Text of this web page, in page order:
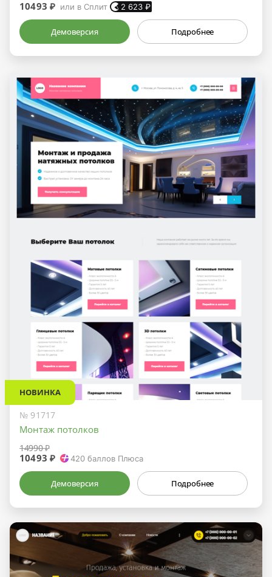
10493 ₽ или в Сплит 2 623 ₽
Демоверсия Подробнее
НОВИНКА
№ 91717
Монтаж потолков
14990 ₽
10493 ₽ 420 баллов Плюса
Демоверсия Подробнее